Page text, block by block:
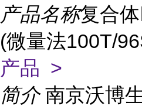
产品名称复合
(微量法100T/
产品 >
简介 南京沃博